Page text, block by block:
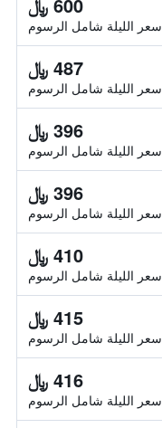
سعر الليلة شامل الرسوم
487 ﷼
سعر الليلة شامل الرسوم
396 ﷼
سعر الليلة شامل الرسوم
396 ﷼
سعر الليلة شامل الرسوم
410 ﷼
سعر الليلة شامل الرسوم
415 ﷼
سعر الليلة شامل الرسوم
416 ﷼
سعر الليلة شامل الرسوم